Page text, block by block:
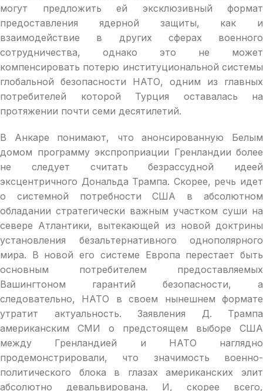
могут предложить ей эксклюзивный формат
предоставления ядерной защиты, как и
взаимодействие в других сферах военного
сотрудничества, однако это не может
компенсировать потерю институциональной системы
глобальной безопасности НАТО, одним из главных
потребителей которой Турция оставалась на
протяжении почти семи десятилетий.
В Анкаре понимают, что анонсированную Белым
домом программу экспроприации Гренландии более
не следует считать безрассудной идеей
эксцентричного Дональда Трампа. Скорее, речь идет
о системной потребности США в абсолютном
обладании стратегически важным участком суши на
севере Атлантики, вытекающей из новой доктрины
установления безальтернативного однополярного
мира. В новой его системе Европа перестает быть
основным потребителем предоставляемых
Вашингтоном гарантий безопасности, а
следовательно, НАТО в своем нынешнем формате
утратит актуальность. Заявления Д. Трампа
американским СМИ о предстоящем выборе США
между Гренландией и НАТО наглядно
продемонстрировали, что значимость военно-
политического блока в глазах американских элит
абсолютно девальвирована. И, скорее всего,